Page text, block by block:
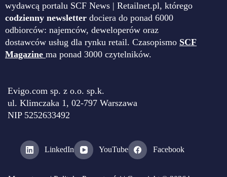
wydawcą portalu SCF News | Retailnet.pl, którego
codzienny newsletter dociera do ponad 6000
odbiorców: najemców, deweloperów oraz
dostawców usług dla rynku retail. Czasopismo SCF
Magazine ma ponad 3000 czytelników.
Evigo.com sp. z o.o. sp.k.
ul. Klimczaka 1, 02-797 Warszawa
NIP 5252633492
LinkedIn YouTube Facebook